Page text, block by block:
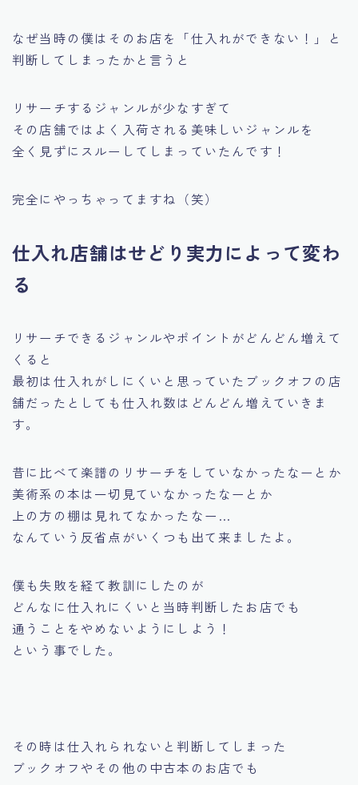
なぜ当時の僕はそのお店を 「仕入れができない！」
と
判断してしまったかと言うと
リサーチするジャンルが少なすぎて
その店舗ではよく入荷される美味しいジャンルを
全く見ずにスルーしてしまっていたんです！
完全にやっちゃってますね（笑）
仕入れ店舗はせどり実力によって変わ
る
リサーチできるジャンルやポイントがどんどん増えて
くると
最初は仕入れがしにくいと思っていたブックオフの店
舗だったとしても仕入れ数はどんどん増えていきま
す。
昔に比べて 楽譜のリサーチ をしていなかったなーとか
美術系の本は一切見ていなかったなーとか
上の方の棚は見れてなかったなー…
なんていう反省点がいくつも出て来ましたよ。
僕も失敗を経て教訓にしたのが
どんなに仕入れにくいと当時判断したお店でも
通うことをやめないようにしよう！
という事でした。
その時は仕入れられないと判断してしまった
ブックオフやその他の中古本のお店でも